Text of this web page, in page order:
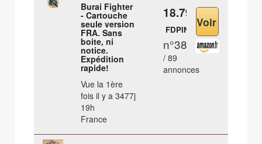
Burai Fighter
- Cartouche
seule version
FRA. Sans
boite, ni
notice.
Expédition
rapide!
Vue la 1ère
fois il y a 3477j
19h
France
18.79 €
FDPIN
n°38
/ 89
annonces